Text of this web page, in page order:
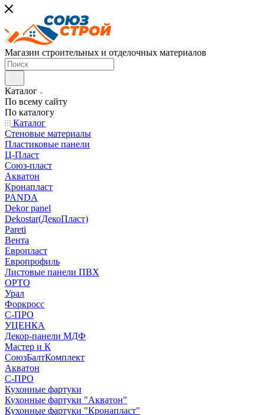
Магазин строительных и отделочных материалов
Каталог
По всему сайту
По каталогу
Каталог
Стеновые материалы
Пластиковые панели
Ц-Пласт
Союз-пласт
Акватон
Кронапласт
PANDA
Dekor panel
Dekostar(ДекоПласт)
Pareti
Вента
Европласт
Европрофиль
Листовые панели ПВХ
ОРТО
Урал
Форкросс
С-ПРО
УЦЕНКА
Декор-панели МДФ
Мастер и К
СоюзБалтКомплект
Акватон
С-ПРО
Кухонные фартуки
Кухонные фартуки "Акватон"
Кухонные фартуки "Кронапласт"